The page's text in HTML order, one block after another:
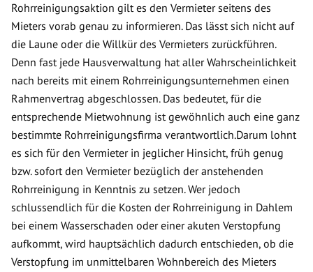
Rohrreinigungsaktion gilt es den Vermieter seitens des
Mieters vorab genau zu informieren. Das lässt sich nicht auf
die Laune oder die Willkür des Vermieters zurückführen.
Denn fast jede Hausverwaltung hat aller Wahrscheinlichkeit
nach bereits mit einem Rohrreinigungsunternehmen einen
Rahmenvertrag abgeschlossen. Das bedeutet, für die
entsprechende Mietwohnung ist gewöhnlich auch eine ganz
bestimmte Rohrreinigungsfirma verantwortlich.Darum lohnt
es sich für den Vermieter in jeglicher Hinsicht, früh genug
bzw. sofort den Vermieter bezüglich der anstehenden
Rohrreinigung in Kenntnis zu setzen. Wer jedoch
schlussendlich für die Kosten der Rohrreinigung in Dahlem
bei einem Wasserschaden oder einer akuten Verstopfung
aufkommt, wird hauptsächlich dadurch entschieden, ob die
Verstopfung im unmittelbaren Wohnbereich des Mieters